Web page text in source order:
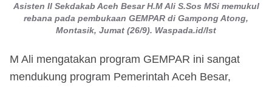
Asisten II Sekdakab Aceh Besar H.M Ali S.Sos MSi memukul
rebana pada pembukaan GEMPAR di Gampong Atong,
Montasik, Jumat (26/9). Waspada.id/Ist
M Ali mengatakan program GEMPAR ini sangat
mendukung program Pemerintah Aceh Besar,